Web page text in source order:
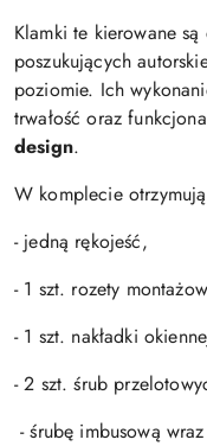
Klamki te kierowane
poszukujących
poziomie. Ich
trwałość oraz
design.
W komplecie
- jedną rękojeść,
- 1 szt. rozety
- 1 szt. nakładki
- 2 szt. śrub
- śrubę imbusową